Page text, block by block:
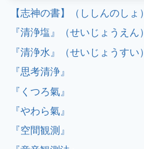
【志神の書】（ししんのしょ）
『清浄塩』（せいじょうえん）
『清浄水』（せいじょうすい）
『思考清浄』
『くつろ氣』
『やわら氣』
『空間観測』